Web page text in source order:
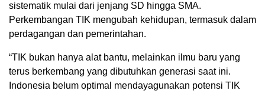
sistematik mulai dari jenjang SD hingga SMA.
Perkembangan TIK mengubah kehidupan, termasuk dalam
perdagangan dan pemerintahan.
“TIK bukan hanya alat bantu, melainkan ilmu baru yang
terus berkembang yang dibutuhkan generasi saat ini.
Indonesia belum optimal mendayagunakan potensi TIK